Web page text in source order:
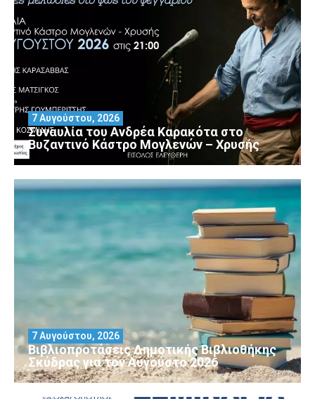
Συναυλία του Ανδρέα Καρακότα στο
Βυζαντινό Κάστρο Μογλενών – Χρυσής
7 Αυγούστου, 2026
Βιβλιοπροτάσεις Δημοτικής Βιβλιοθήκης
Σκύδρας για τον Αύγούστο 2026
7 Αυγούστου, 2026